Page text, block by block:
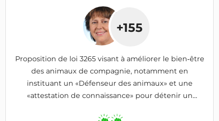
+155
Proposition de loi 3265 visant à améliorer le bien‑être
des animaux de compagnie, notamment en
instituant un «Défenseur des animaux» et une
«attestation de connaissance» pour détenir un